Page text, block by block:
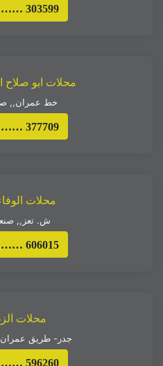
303599
محلات ابو صلاح
خط عمران,,
377709
محلات
ش. تعز,,
606015
محلات
جدر- طريق
596260